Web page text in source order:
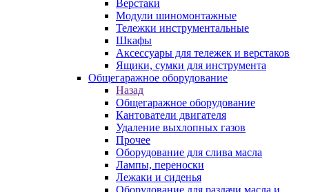
Верстаки
Модули шиномонтажные
Тележки инструментальные
Шкафы
Аксессуары для тележек и верстаков
Ящики, сумки для инструмента
Общегаражное оборудование
Назад
Общегаражное оборудование
Кантователи двигателя
Удаление выхлопных газов
Прочее
Оборудование для слива масла
Лампы, переноски
Лежаки и сиденья
Оборудование для раздачи масла и